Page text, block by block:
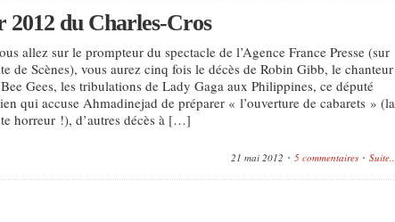
2012 du Charles-Cros
allez sur le prompteur du spectacle de l’Agence France Presse (sur
de Scènes), vous aurez cinq fois le décès de Robin Gibb, le chanteur
Gees, les tribulations de Lady Gaga aux Philippines, ce député
qui accuse Ahmadinejad de préparer « l’ouverture de cabarets » (la
horreur !), d’autres décès à […]
21 mai 2012 5 commentaires Suite...